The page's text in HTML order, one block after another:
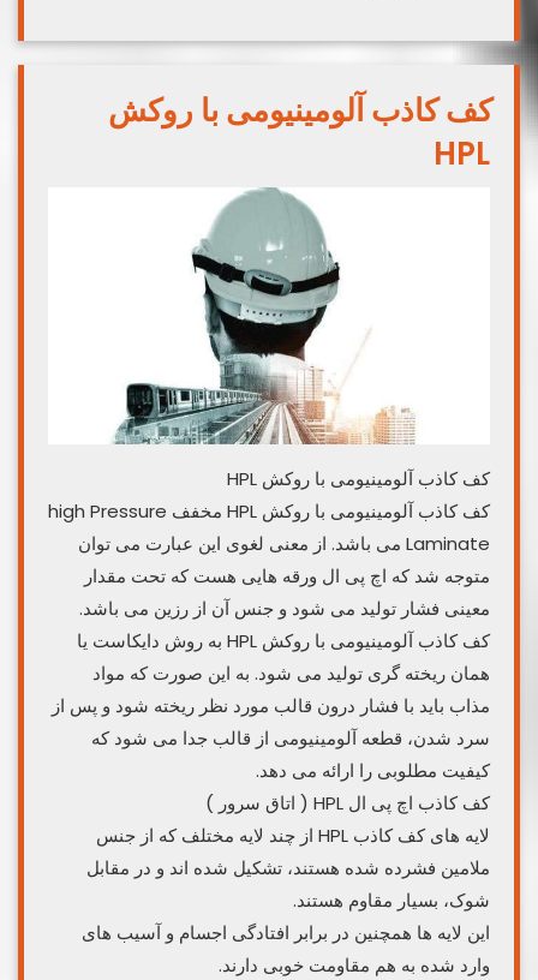
کف کاذب آلومینیومی با روکش
HPL
کف کاذب آلومینیومی با روکش HPL
کف کاذب آلومینیومی با روکش HPL مخفف high Pressure
Laminate می باشد. از معنی لغوی این عبارت می توان
متوجه شد که اچ پی ال ورقه هایی هست که تحت مقدار
معینی فشار تولید می شود و جنس آن از رزین می باشد.
کف کاذب آلومینیومی با روکش HPL به روش دایکاست یا
همان ریخته گری تولید می شود. به این صورت که مواد
مذاب باید با فشار درون قالب مورد نظر ریخته شود و پس از
سرد شدن، قطعه آلومینیومی از قالب جدا می شود که
کیفیت مطلوبی را ارائه می دهد.
کف کاذب اچ پی ال HPL ( اتاق سرور )
لایه های کف کاذب HPL از چند لایه مختلف که از جنس
ملامین فشرده شده هستند، تشکیل شده اند و در مقابل
شوک، بسیار مقاوم هستند.
این لایه ها همچنین در برابر افتادگی اجسام و آسیب های
وارد شده به هم مقاومت خوبی دارند.